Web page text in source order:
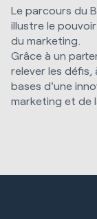
Le parcours du
illustre le
du marketing.
Grâce à un
relever les défis,
bases d'une
marketing et de